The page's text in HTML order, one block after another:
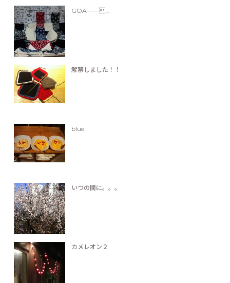
GOA——...
解禁しました！！
blue
いつの間に。。。
カメレオン２